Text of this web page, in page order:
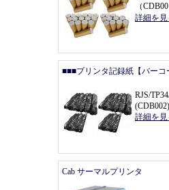
（
詳細を
■■■プリンタ記録紙【バー
RJS/
(CDB002)
詳細を
Cab サーマルプリンタ